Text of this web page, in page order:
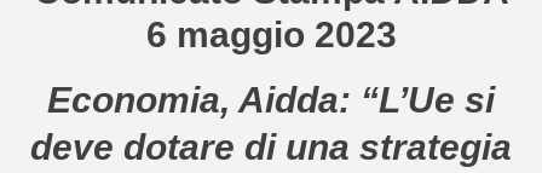
6 maggio 2023
Economia, Aidda: “L’Ue si
deve dotare di una strategia